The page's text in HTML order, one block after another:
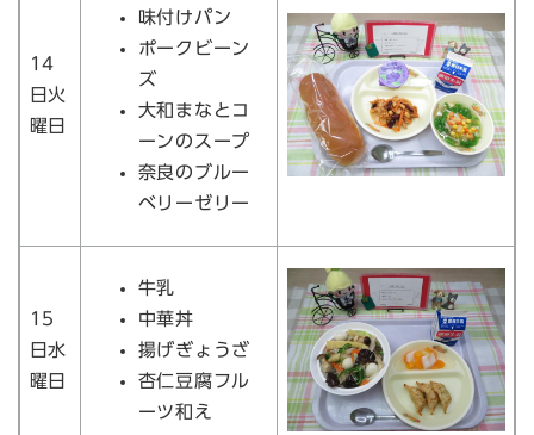
14
日火
曜日
味付けパン
ポークビーン
ズ
大和まなとコ
ーンのスープ
奈良のブルー
ベリーゼリー
15
日水
曜日
牛乳
中華丼
揚げぎょうざ
杏仁豆腐フル
ーツ和え